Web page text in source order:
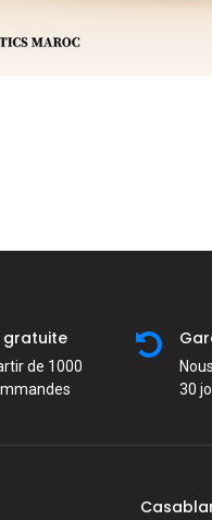
gratuite
de 1000
30